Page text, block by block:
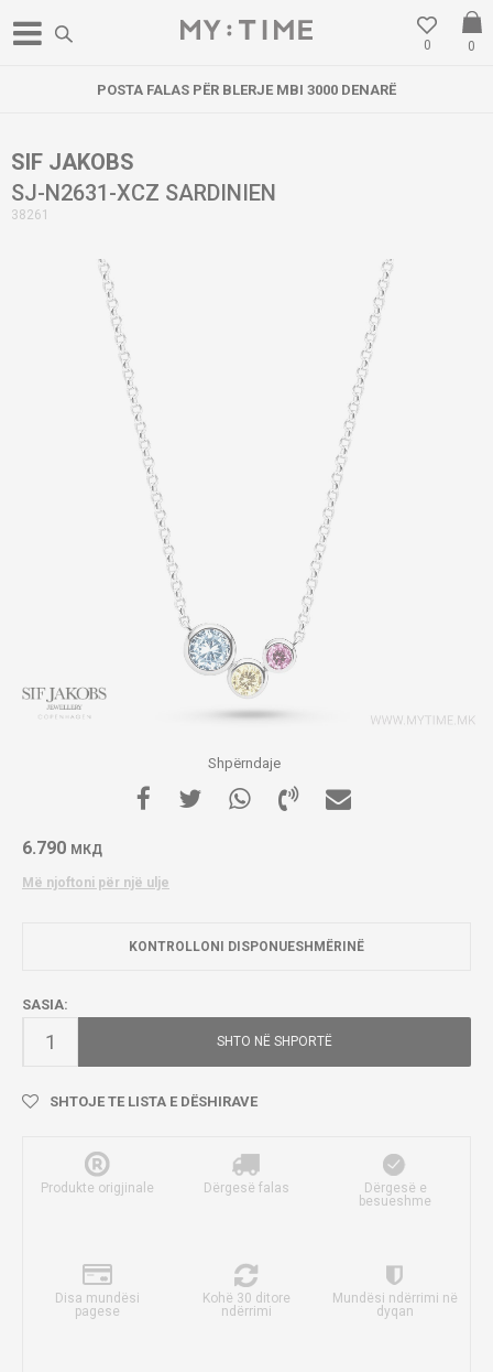
0
0
POSTA FALAS PËR BLERJE MBI 3000 DENARË
SIF JAKOBS
SJ-N2631-XCZ SARDINIEN
38261
Shpërndaje
6.790 МКД
Më njoftoni për një ulje
KONTROLLONI DISPONUESHMËRINË
SASIA:
SHTO NË SHPORTË
SHTOJE TE LISTA E DËSHIRAVE
Produkte origjinale Dërgesë falas
Dërgesë e
besueshme
Disa mundësi
pagese
Kohë 30 ditore
ndërrimi
Mundësi ndërrimi në
dyqan